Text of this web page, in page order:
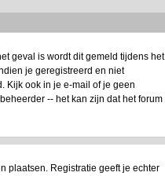
geval is wordt dit gemeld tijdens het
je geregistreerd en niet
Kijk ook in je e-mail of je geen
-- het kan zijn dat het forum
plaatsen. Registratie geeft je echter